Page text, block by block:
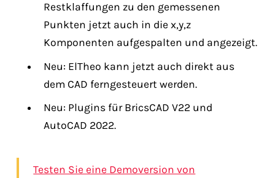
Restklaffungen zu den gemessenen
Punkten jetzt auch in die x,y,z
Komponenten aufgespalten und angezeigt.
Neu: ElTheo kann jetzt auch direkt aus
dem CAD ferngesteuert werden.
Neu: Plugins für BricsCAD V22 und
AutoCAD 2022.
Testen Sie eine Demoversion von